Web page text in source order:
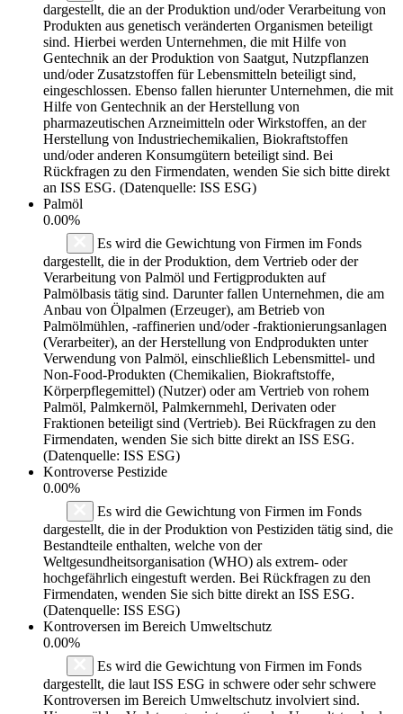
dargestellt, die an der Produktion und/oder Verarbeitung von
Produkten aus genetisch veränderten Organismen beteiligt
sind. Hierbei werden Unternehmen, die mit Hilfe von
Gentechnik an der Produktion von Saatgut, Nutzpflanzen
und/oder Zusatzstoffen für Lebensmitteln beteiligt sind,
eingeschlossen. Ebenso fallen hierunter Unternehmen, die mit
Hilfe von Gentechnik an der Herstellung von
pharmazeutischen Arzneimitteln oder Wirkstoffen, an der
Herstellung von Industriechemikalien, Biokraftstoffen
und/oder anderen Konsumgütern beteiligt sind. Bei
Rückfragen zu den Firmendaten, wenden Sie sich bitte direkt
an ISS ESG. (Datenquelle: ISS ESG)
Palmöl
0.00%
Es wird die Gewichtung von Firmen im Fonds
dargestellt, die in der Produktion, dem Vertrieb oder der
Verarbeitung von Palmöl und Fertigprodukten auf
Palmölbasis tätig sind. Darunter fallen Unternehmen, die am
Anbau von Ölpalmen (Erzeuger), am Betrieb von
Palmölmühlen, -raffinerien und/oder -fraktionierungsanlagen
(Verarbeiter), an der Herstellung von Endprodukten unter
Verwendung von Palmöl, einschließlich Lebensmittel- und
Non-Food-Produkten (Chemikalien, Biokraftstoffe,
Körperpflegemittel) (Nutzer) oder am Vertrieb von rohem
Palmöl, Palmkernöl, Palmkernmehl, Derivaten oder
Fraktionen beteiligt sind (Vertrieb). Bei Rückfragen zu den
Firmendaten, wenden Sie sich bitte direkt an ISS ESG.
(Datenquelle: ISS ESG)
Kontroverse Pestizide
0.00%
Es wird die Gewichtung von Firmen im Fonds
dargestellt, die in der Produktion von Pestiziden tätig sind, die
Bestandteile enthalten, welche von der
Weltgesundheitsorganisation (WHO) als extrem- oder
hochgefährlich eingestuft werden. Bei Rückfragen zu den
Firmendaten, wenden Sie sich bitte direkt an ISS ESG.
(Datenquelle: ISS ESG)
Kontroversen im Bereich Umweltschutz
0.00%
Es wird die Gewichtung von Firmen im Fonds
dargestellt, die laut ISS ESG in schwere oder sehr schwere
Kontroversen im Bereich Umweltschutz involviert sind.